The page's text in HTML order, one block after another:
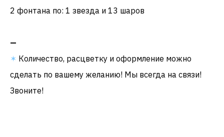
2 фонтана по: 1 звезда и 13 шаров
—
✶ Количество, расцветку и оформление можно
сделать по вашему желанию! Мы всегда на связи!
Звоните!